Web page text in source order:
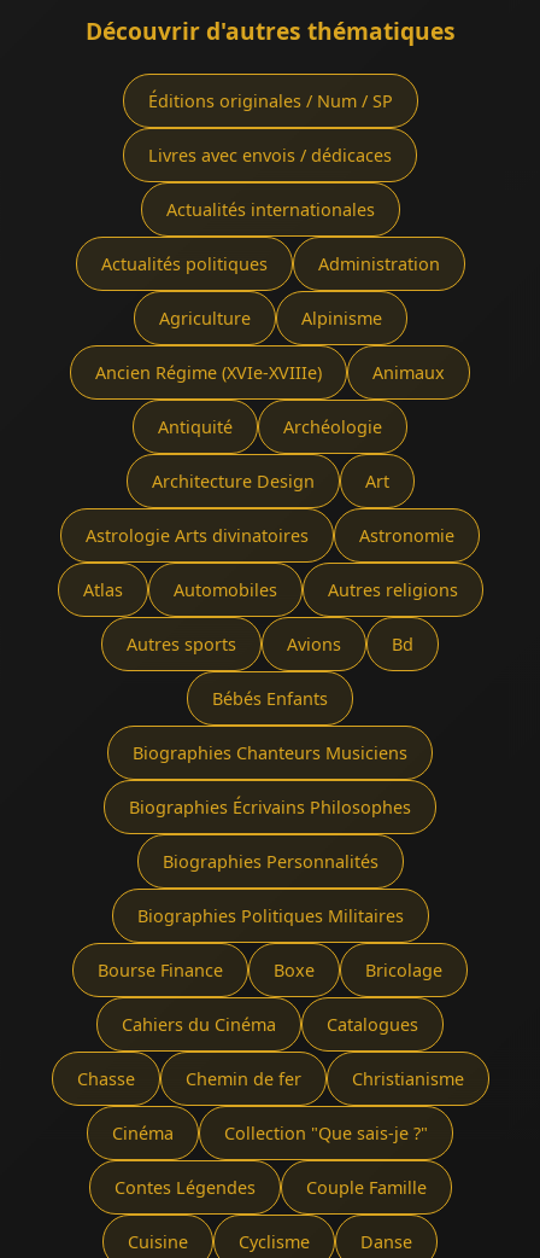
Découvrir d'autres thématiques
Éditions originales / Num / SP
Livres avec envois / dédicaces
Actualités internationales
Actualités politiques Administration
Agriculture Alpinisme
Ancien Régime (XVIe-XVIIIe) Animaux
Antiquité Archéologie
Architecture Design Art
Astrologie Arts divinatoires Astronomie
Atlas Automobiles Autres religions
Autres sports Avions Bd
Bébés Enfants
Biographies Chanteurs Musiciens
Biographies Écrivains Philosophes
Biographies Personnalités
Biographies Politiques Militaires
Bourse Finance Boxe Bricolage
Cahiers du Cinéma Catalogues
Chasse Chemin de fer Christianisme
Cinéma Collection "Que sais-je ?"
Contes Légendes Couple Famille
Cuisine Cyclisme Danse